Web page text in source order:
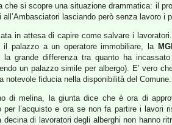
che si scopre una situazione drammatica: il
lasciando però senza lavoro i
in attesa di capire come salvare i
il palazzo a un operatore immobiliare, la
la grande differenza tra quanto ha
un palazzo simile per albergo). E’ vero
notevole fiducia nella disponibilità del Comune.
di melina, la giunta dice che è ora di
per l’acquisto e ora se non fa partire i
decina di lavoratori degli alberghi non hanno